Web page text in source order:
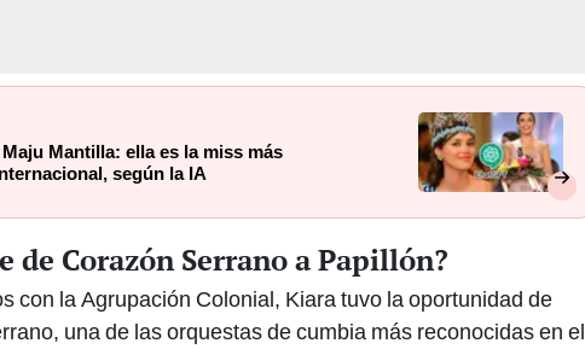
Mantilla: ella es la miss más
según la IA
de Corazón Serrano a Papillón?
con la Agrupación Colonial, Kiara tuvo la oportunidad de
una de las orquestas de cumbia más reconocidas en el